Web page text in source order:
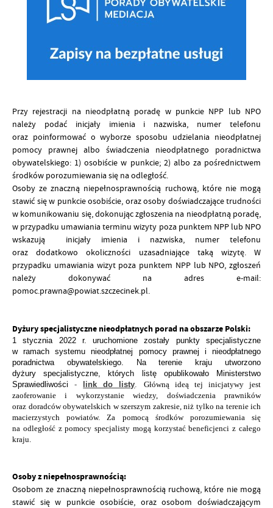
Przy rejestracji na nieodpłatną poradę w punkcie NPP lub NPO
należy podać inicjały imienia i nazwiska, numer telefonu
oraz poinformować o wyborze sposobu udzielania nieodpłatnej
pomocy prawnej albo świadczenia nieodpłatnego poradnictwa
obywatelskiego: 1) osobiście w punkcie; 2) albo za pośrednictwem
środków porozumiewania się na odległość.
Osoby ze znaczną niepełnosprawnością ruchową, które nie mogą
stawić się w punkcie osobiście, oraz osoby doświadczające trudności
w komunikowaniu się, dokonując zgłoszenia na nieodpłatną poradę,
w przypadku umawiania terminu wizyty poza punktem NPP lub NPO
wskazują inicjały imienia i nazwiska, numer telefonu
oraz dodatkowo okoliczności uzasadniające taką wizytę. W
przypadku umawiania wizyt poza punktem NPP lub NPO, zgłoszeń
należy dokonywać na adres e-mail:
pomoc.prawna@powiat.szczecinek.pl.
Dyżury specjalistyczne nieodpłatnych porad na obszarze Polski:
1 stycznia 2022 r. uruchomione zostały punkty specjalistyczne
w ramach systemu nieodpłatnej pomocy prawnej i nieodpłatnego
poradnictwa obywatelskiego. Na terenie kraju utworzono
dyżuryspecjalistyczne, których listę opublikowało Ministerstwo
Sprawiedliwości - link do listy. Główną ideą tej inicjatywy jest
zaoferowanie i wykorzystanie wiedzy, doświadczenia prawników
oraz doradców obywatelskich w szerszym zakresie, niż tylko na terenie ich
macierzystych powiatów. Za pomocą środków porozumiewania się
na odległość z pomocy specjalisty mogą korzystać beneficjenci z całego
kraju.
Osoby z niepełnosprawnością:
Osobom ze znaczną niepełnosprawnością ruchową, które nie mogą
stawić się w punkcie osobiście, oraz osobom doświadczającym